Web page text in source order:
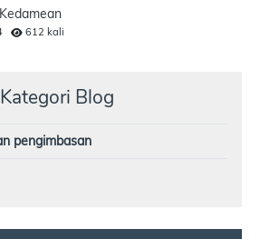
612 kali
Kategori Blog
pengimbasan